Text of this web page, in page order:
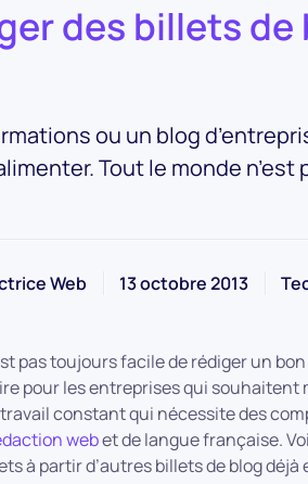
des billets
ou un blog
Tout le monde
Web 13 octobre 2013
pas toujours facile de rédiger un
pour les entreprises qui souhaitent
constant qui nécessite des
webet de langue française.
à partir d’autres billets de blog déjà